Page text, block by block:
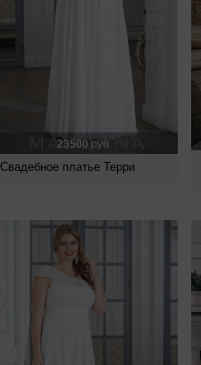
23500 руб.
Свадебное платье Терри